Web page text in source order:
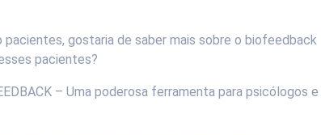
gostaria de saber mais sobre o biofeedback
pacientes?
– Uma poderosa ferramenta para psicólogos e